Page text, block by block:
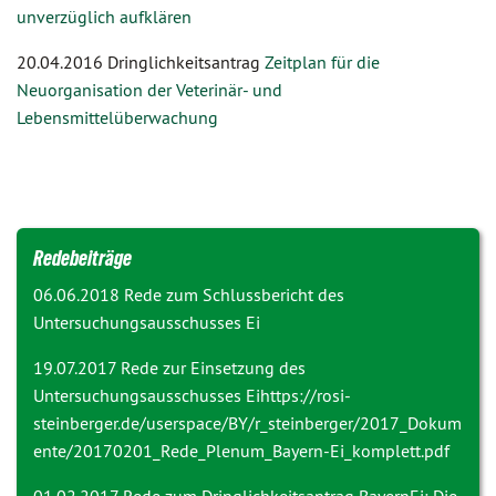
unverzüglich aufklären
20.04.2016 Dringlichkeitsantrag Zeitplan für die
Neuorganisation der Veterinär- und
Lebensmittelüberwachung
Redebeiträge
06.06.2018 Rede zum Schlussbericht des
Untersuchungsausschusses Ei
19.07.2017 Rede zur Einsetzung des
Untersuchungsausschusses Eihttps://rosi-
steinberger.de/userspace/BY/r_steinberger/2017_Dokum
ente/20170201_Rede_Plenum_Bayern-Ei_komplett.pdf